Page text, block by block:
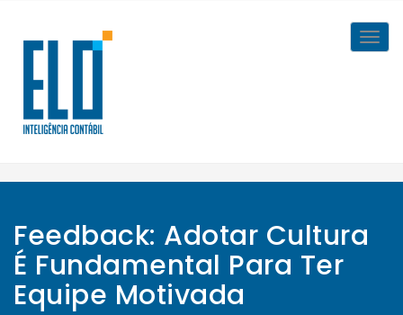
content
Feedback: Adotar Cultura
É Fundamental Para Ter
Equipe Motivada